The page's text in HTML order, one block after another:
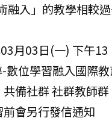
融入」的教學相較
月03日(一) 下午
位學習融入國際教
備社群 社群教師群
會另行發信通知